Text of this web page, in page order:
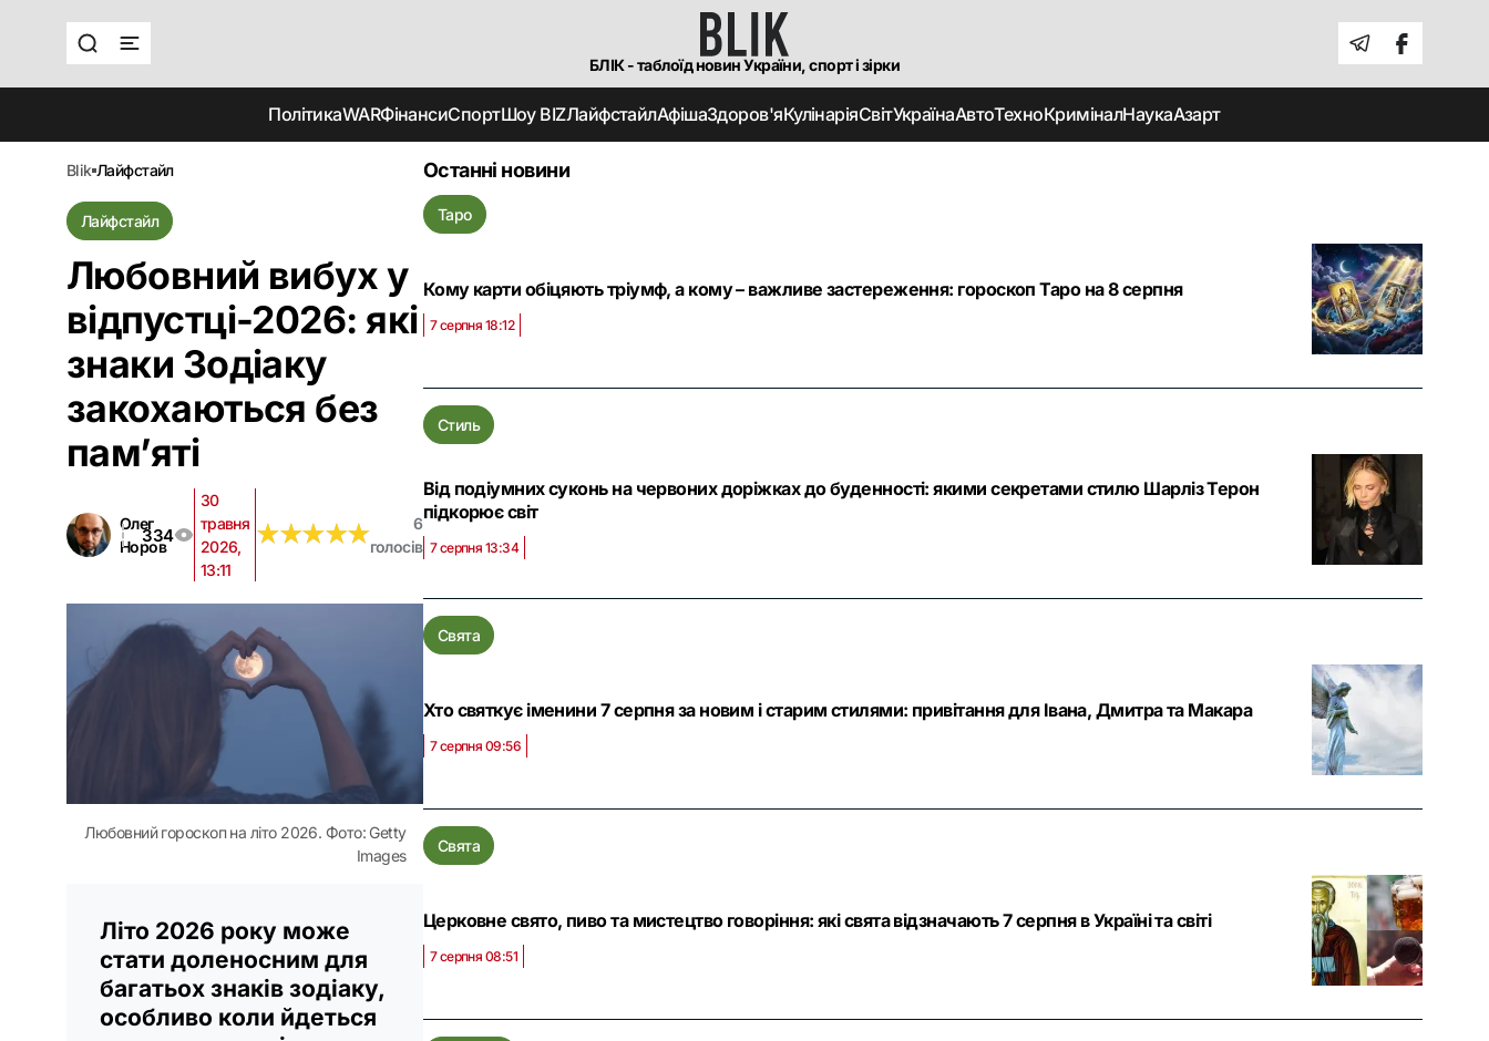
БЛІК - таблоїд новин України, спорт і зірки
ПолітикаWARФінансиСпортШоу BIZЛайфстайлАфішаЗдоров'яКулінаріяСвітУкраїнаАвтоТехноКриміналНаукаАзарт
blik лайфстайл
Лайфстайл
Любовний вибух у
відпустці-2026: які
знаки Зодіаку
закохаються без
пам’яті
Олег
Норов
334
30
травня
2026,
13:11
★★★★★
★★★★★
6
голосів
Любовний гороскоп на літо 2026. Фото: Getty
Images
Літо 2026 року може
стати доленосним для
багатьох знаків зодіаку,
особливо коли йдеться
Останні новини
Таро
Кому карти обіцяють тріумф, а кому – важливе застереження: гороскоп Таро на 8 серпня
7 серпня 18:12
Стиль
Від подіумних суконь на червоних доріжках до буденності: якими секретами стилю Шарліз Терон
підкорює світ
7 серпня 13:34
Свята
Хто святкує іменини 7 серпня за новим і старим стилями: привітання для Івана, Дмитра та Макара
7 серпня 09:56
Свята
Церковне свято, пиво та мистецтво говоріння: які свята відзначають 7 серпня в Україні та світі
7 серпня 08:51